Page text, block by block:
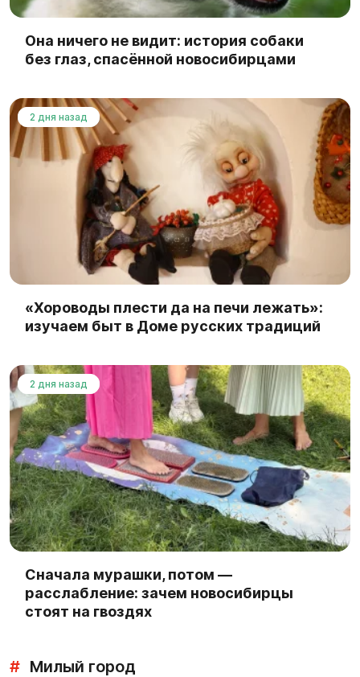
Она ничего не видит: история собаки
без глаз, спасённой новосибирцами
2 дня назад
«Хороводы плести да на печи лежать»:
изучаем быт в Доме русских традиций
2 дня назад
Сначала мурашки, потом —
расслабление: зачем новосибирцы
стоят на гвоздях
# Милый город